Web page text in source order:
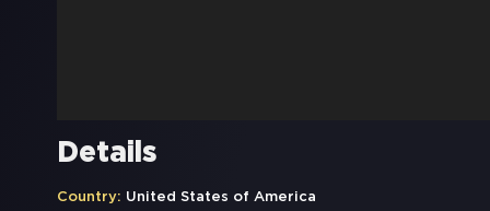
Details
Country: United States of America